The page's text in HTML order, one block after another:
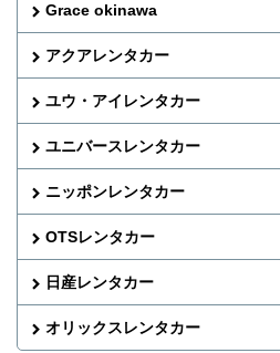
Grace okinawa
アクアレンタカー
ユウ・アイレンタカー
ユニバースレンタカー
ニッポンレンタカー
OTSレンタカー
日産レンタカー
オリックスレンタカー